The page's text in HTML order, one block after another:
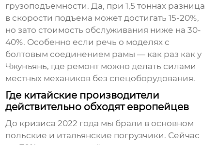
грузоподъемности. Да, при 1,5 тоннах разница
в скорости подъема может достигать 15-20%,
но зато стоимость обслуживания ниже на 30-
40%. Особенно если речь о моделях с
болтовым соединением рамы — как раз как у
Чжунъянь, где ремонт можно делать силами
местных механиков без спецоборудования.
Где китайские производители
действительно обходят европейцев
До кризиса 2022 года мы брали в основном
польские и итальянские погрузчики. Сейчас